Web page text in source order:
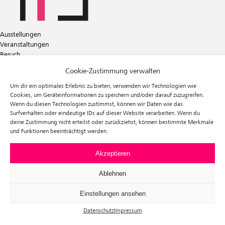
Cookie-Zustimmung verwalten
Um dir ein optimales Erlebnis zu bieten, verwenden wir Technologien wie
Cookies, um Geräteinformationen zu speichern und/oder darauf zuzugreifen.
Wenn du diesen Technologien zustimmst, können wir Daten wie das
Surfverhalten oder eindeutige IDs auf dieser Website verarbeiten. Wenn du
deine Zustimmung nicht erteilst oder zurückziehst, können bestimmte Merkmale
und Funktionen beeinträchtigt werden.
Akzeptieren
Ablehnen
Einstellungen ansehen
DatenschutzImpressum
Ausstellungen
Veranstaltungen
Besuch
Förderverein
Newsletter
Instagram
Facebook
f³ – freiraum für fotografie
Prinzessinnenstraße 30
Telefon: +49 30 63961119